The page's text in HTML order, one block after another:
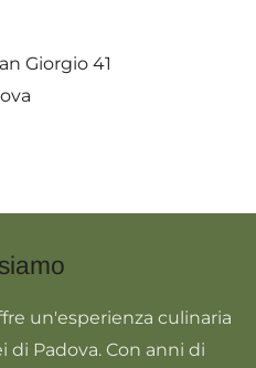
Giorgio 41
un'esperienza culinaria
di Padova. Con anni di